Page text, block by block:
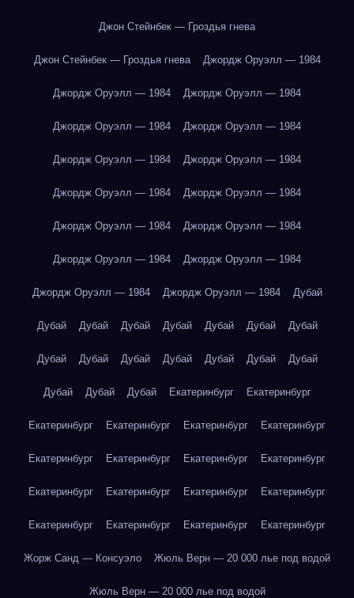
Джон Стейнбек — Гроздья гнева
Джон Стейнбек — Гроздья гнева Джордж Оруэлл — 1984
Джордж Оруэлл — 1984 Джордж Оруэлл — 1984
Джордж Оруэлл — 1984 Джордж Оруэлл — 1984
Джордж Оруэлл — 1984 Джордж Оруэлл — 1984
Джордж Оруэлл — 1984 Джордж Оруэлл — 1984
Джордж Оруэлл — 1984 Джордж Оруэлл — 1984
Джордж Оруэлл — 1984 Джордж Оруэлл — 1984
Джордж Оруэлл — 1984 Джордж Оруэлл — 1984 Дубай
Дубай Дубай Дубай Дубай Дубай Дубай Дубай
Дубай Дубай Дубай Дубай Дубай Дубай Дубай
Дубай Дубай Дубай Екатеринбург Екатеринбург
Екатеринбург Екатеринбург Екатеринбург Екатеринбург
Екатеринбург Екатеринбург Екатеринбург Екатеринбург
Екатеринбург Екатеринбург Екатеринбург Екатеринбург
Екатеринбург Екатеринбург Екатеринбург Екатеринбург
Жорж Санд — Консуэло Жюль Верн — 20 000 лье под водой
Жюль Верн — 20 000 лье под водой